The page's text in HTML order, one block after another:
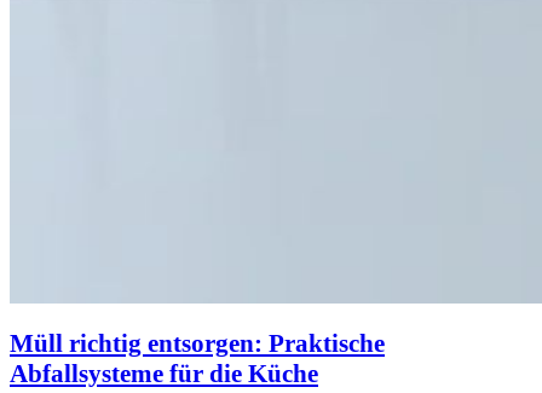
Müll richtig entsorgen: Praktische
Abfallsysteme für die Küche